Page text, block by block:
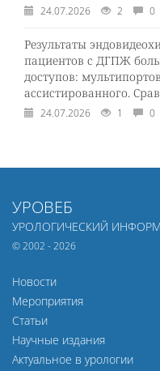
24.07.2026 2 0
Результаты
пациентов с ДГПЖ
доступов:
ассистированного.
24.07.2026 1 0
УРОВЕБ
УРОЛОГИЧЕСКИЙ
© 2002 - 2026
Новости
Мероприятия
Статьи
Научные издания
Актуальное в урологии